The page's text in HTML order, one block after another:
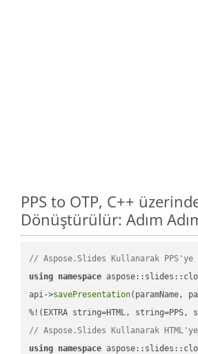
PPS to OTP, C++
Dönüştürülür: Adım
// Aspose.Slides Kullanarak PPS'ye
using namespace
api->savePresentation(paramName,
// Aspose.Slides Kullanarak HTML'ye
using namespace